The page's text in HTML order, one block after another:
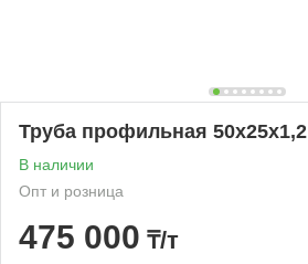
Труба профильная 50х25х1,2
В наличии
Опт и розница
475 000 ₸/т